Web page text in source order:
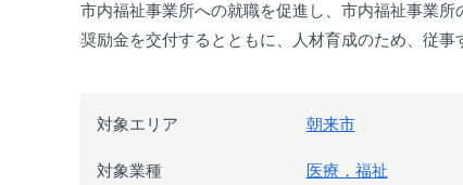
市内福祉事業所への就職を促進し、市内福祉事業
奨励金を交付するとともに、人材育成のため、従事
対象エリア 朝来市
対象業種 医療，福祉